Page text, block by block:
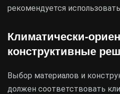
рекомендуется
Климатически-
конструктивные
Выбор материалов и
должен соответствовать